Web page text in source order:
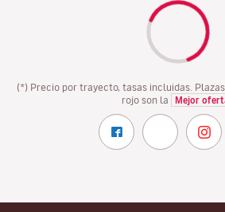
(*) Precio por trayecto, tasas incluidas.
rojo son la
Mejor